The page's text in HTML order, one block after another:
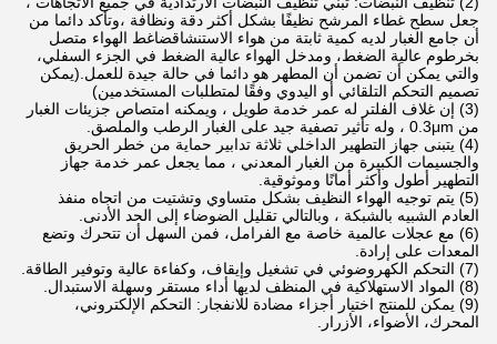
جعل سطح غطاء المرشح نظيفًا بشكل أكثر دقة ونظافة ،وتأكد دائما من
أن جامع الغبار لديه كمية ثابتة من هواء الاستنشاقضاغط الهواء متصل
بخرطوم عالية الضغط، ومدخل الهواء عالية الضغط في الجزء السفلي،
والتي يمكن أن تضمن أن المطهر هو دائما في حالة جيدة للعمل.(يمكن
تصميم التحكم التلقائي أو اليدوي وفقًا لمتطلبات المستخدمين)
(3) إن غلاف الفلتر له عمر خدمة طويل ، ويمكنه امتصاص جزيئات الغبار
من 0.3μm ، وله تأثير تصفية جيد على الغبار الرطب والملصق.
(4) يتبنى جهاز التطهير الداخلي ثلاثة تدابير حماية من خطر الحريق
والجسيمات الكبيرة من الغبار المعدني ، مما يجعل عمر خدمة جهاز
التطهير أطول وأكثر أمانًا وموثوقية.
(5) يتم توجيه الهواء النظيف بشكل متساوي وتشتيت من اتجاه منفذ
العادم الشبيه بالشبكة ، وبالتالي تقليل الضوضاء إلى الحد الأدنى.
(6) مع عجلات عالمية خاصة مع الفرامل، فمن السهل أن تتحرك وتضع
المعدات على إرادة.
(7) التحكم الكهروضوئي في تشغيل وإيقاف، وكفاءة عالية وتوفير الطاقة.
(8) المواد الاستهلاكية في المنظف لديها أداء مستقر وسهلة الاستبدال.
(9) يمكن للمنتج اختيار أجزاء مضادة للانفجار: التحكم الإلكتروني،
المحرك، الأضواء، الأزرار.